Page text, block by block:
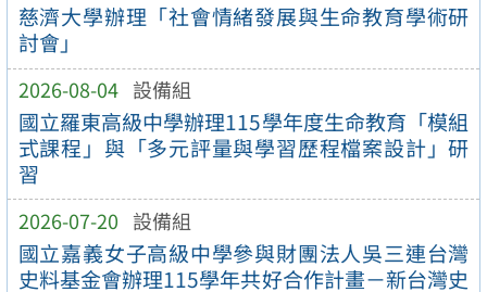
慈濟大學辦理「社會情緒發展與生命教育學術研
討會」
2026-08-04 設備組
國立羅東高級中學辦理115學年度生命教育「模組
式課程」與「多元評量與學習歷程檔案設計」研
習
2026-07-20 設備組
國立嘉義女子高級中學參與財團法人吳三連台灣
史料基金會辦理115學年共好合作計畫－新台灣史